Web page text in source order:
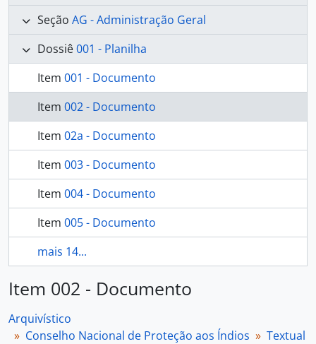
Seção AG - Administração Geral
Dossiê001 - Planilha
Item 001 - Documento
Item 002 - Documento
Item 02a - Documento
Item 003 - Documento
Item 004 - Documento
Item 005 - Documento
mais 14...
Item 002 - Documento
Arquivístico
Conselho Nacional de Proteção aos Índios
Textual